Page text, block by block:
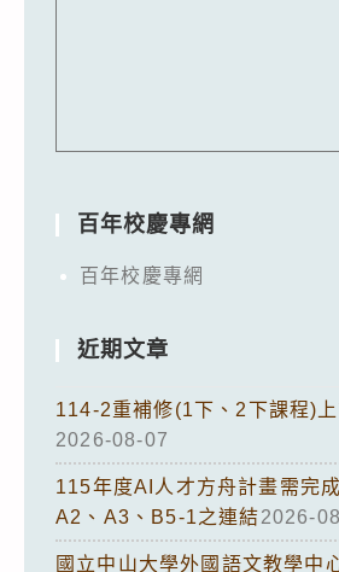
百年校慶專網
百年校慶專網
近期文章
114-2重補修(1下、2下課程)
2026-08-07
115年度AI人才方舟計畫需完
A2、A3、B5-1之連結2026-
國立中山大學外國語文教學中